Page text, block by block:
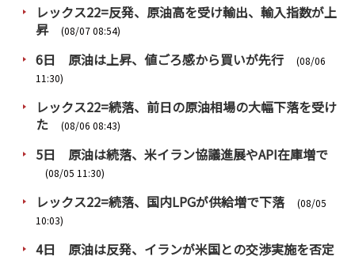
Q & A
お問い合わせ
サイトマップ
採用情報
Rim Energy Media(韓国語)
レックス22=反発、原油高を受け輸出、輸入指数が上
昇
(08/07 08:54)
6日 原油は上昇、値ごろ感から買いが先行
(08/06
11:30)
レックス22=続落、前日の原油相場の大幅下落を受け
た
(08/06 08:43)
5日 原油は続落、米イラン協議進展やAPI在庫増で
(08/05 11:30)
レックス22=続落、国内LPGが供給増で下落
(08/05
10:03)
4日 原油は反発、イランが米国との交渉実施を否定